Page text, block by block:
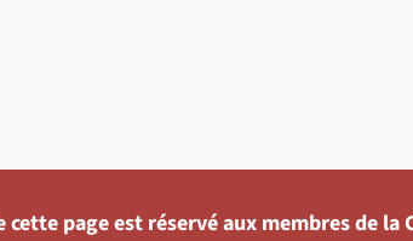
cette page est réservé aux membres de la